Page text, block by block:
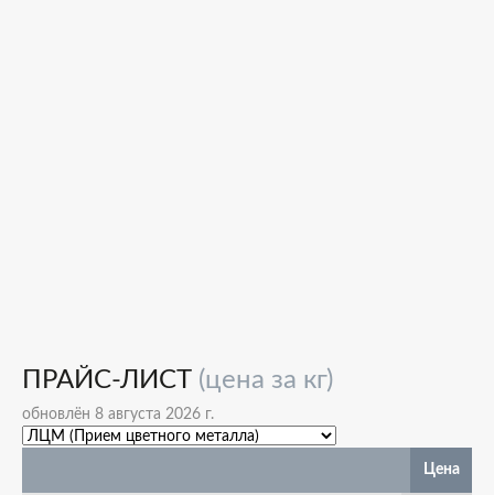
ПРАЙС-ЛИСТ (цена за кг)
обновлён 8 августа 2026 г.
Цена